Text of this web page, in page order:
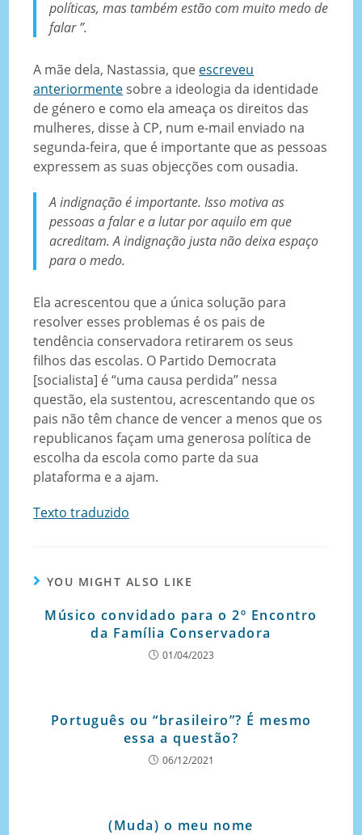
políticas, mas também estão com muito medo de
falar ”.
A mãe dela, Nastassia, que escreveu
anteriormente sobre a ideologia da identidade
de género e como ela ameaça os direitos das
mulheres, disse à CP, num e-mail enviado na
segunda-feira, que é importante que as pessoas
expressem as suas objecções com ousadia.
A indignação é importante. Isso motiva as
pessoas a falar e a lutar por aquilo em que
acreditam. A indignação justa não deixa espaço
para o medo.
Ela acrescentou que a única solução para
resolver esses problemas é os pais de
tendência conservadora retirarem os seus
filhos das escolas. O Partido Democrata
[socialista] é “uma causa perdida” nessa
questão, ela sustentou, acrescentando que os
pais não têm chance de vencer a menos que os
republicanos façam uma generosa política de
escolha da escola como parte da sua
plataforma e a ajam.
Texto traduzido
YOU MIGHT ALSO LIKE
Músico convidado para o 2º Encontro
da Família Conservadora
01/04/2023
Português ou “brasileiro”? É mesmo
essa a questão?
06/12/2021
(Muda) o meu nome